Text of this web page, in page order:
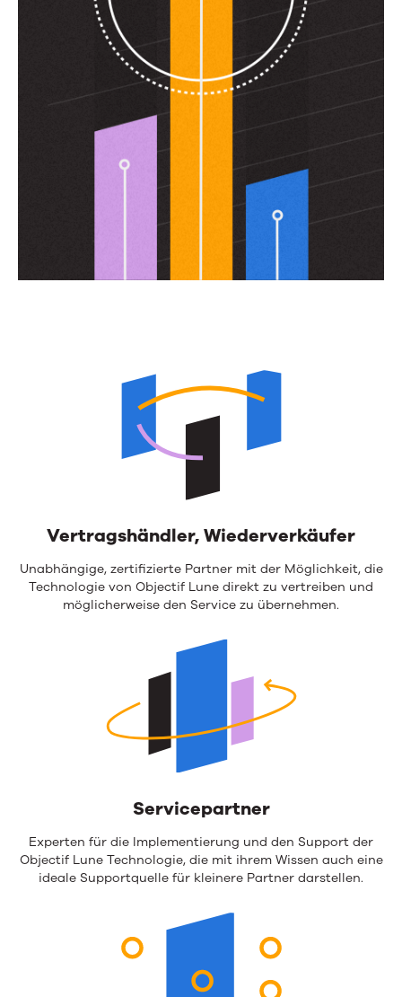
Vertragshändler, Wiederverkäufer
Unabhängige, zertifizierte Partner mit der Möglichkeit, die
Technologie von Objectif Lune direkt zu vertreiben und
möglicherweise den Service zu übernehmen.
Servicepartner
Experten für die Implementierung und den Support der
Objectif Lune Technologie, die mit ihrem Wissen auch eine
ideale Supportquelle für kleinere Partner darstellen.